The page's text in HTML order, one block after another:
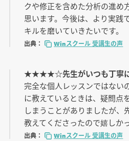
クや修正を含めた分析の進め
思います。今後は、より実践
キルを磨いていきたいです。
出典： Winスクール 受講生の声
★★★★☆先生がいつも丁寧に
完全な個人レッスンではない
に教えているときは、疑問点
しまうことがありましたが、
教えてくださったので嬉しか
出典： Winスクール 受講生の声